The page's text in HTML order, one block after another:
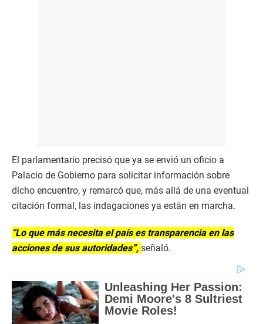
El parlamentario precisó que ya se envió un oficio a
Palacio de Gobierno para solicitar información sobre
dicho encuentro, y remarcó que, más allá de una eventual
citación formal, las indagaciones ya están en marcha.
“Lo que más necesita el país es transparencia en las
acciones de sus autoridades”, señaló.